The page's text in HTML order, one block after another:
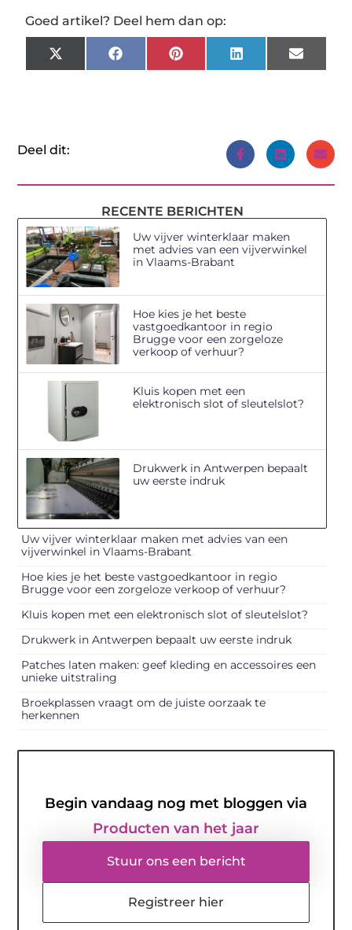
Goed artikel? Deel hem dan op:
X
(Twitter)
FacebookPinterestLinkedInEmail
Deel dit:
RECENTE BERICHTEN
Uw vijver winterklaar maken
met advies van een vijverwinkel
in Vlaams-Brabant
Hoe kies je het beste
vastgoedkantoor in regio
Brugge voor een zorgeloze
verkoop of verhuur?
Kluis kopen met een
elektronisch slot of sleutelslot?
Drukwerk in Antwerpen bepaalt
uw eerste indruk
Uw vijver winterklaar maken met advies van een
vijverwinkel in Vlaams-Brabant
Hoe kies je het beste vastgoedkantoor in regio
Brugge voor een zorgeloze verkoop of verhuur?
Kluis kopen met een elektronisch slot of sleutelslot?
Drukwerk in Antwerpen bepaalt uw eerste indruk
Patches laten maken: geef kleding en accessoires een
unieke uitstraling
Broekplassen vraagt om de juiste oorzaak te
herkennen
Begin vandaag nog met bloggen via
Producten van het jaar
Stuur ons een bericht
Registreer hier